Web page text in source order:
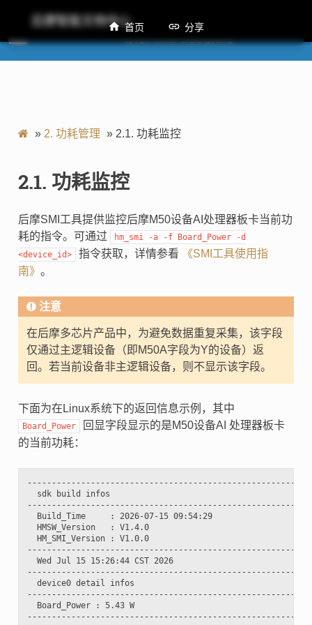
后摩智能文档中心
M50 功耗和热管理使用指南
» 2. 功耗管理 » 2.1. 功耗监控
2.1. 功耗监控
后摩SMI工具提供监控后摩M50设备AI处理器板卡当前功
耗的指令。可通过
hm_smi -a -f Board_Power
-d
<device_id>
指令获取，详情参看
《SMI工具使用指
南》 。
注意
在后摩多芯片产品中，为避免数据重复采集，该字段
仅通过主逻辑设备（即M50A字段为Y的设备）返
回。若当前设备非主逻辑设备，则不显示该字段。
下面为在Linux系统下的返回信息示例，其中
Board_Power
回显字段显示的是M50设备AI 处理器板卡
的当前功耗：
  sdk build infos
  Build_Time     : 2026-07-15 09:54:29
  HMSW_Version   : V1.4.0
  HM_SMI_Version : V1.0.0
  Wed Jul 15 15:26:44 CST 2026
  device0 detail infos
  Board_Power : 5.43 W
首页 分享